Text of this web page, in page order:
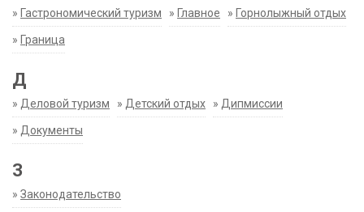
» Гастрономический туризм » Главное » Горнолыжный отдых
» Граница
Д
» Деловой туризм » Детский отдых » Дипмиссии
» Документы
З
» Законодательство